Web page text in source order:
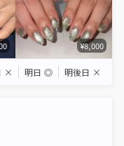
¥8,000
× 明日 ◎ 明後日 ×